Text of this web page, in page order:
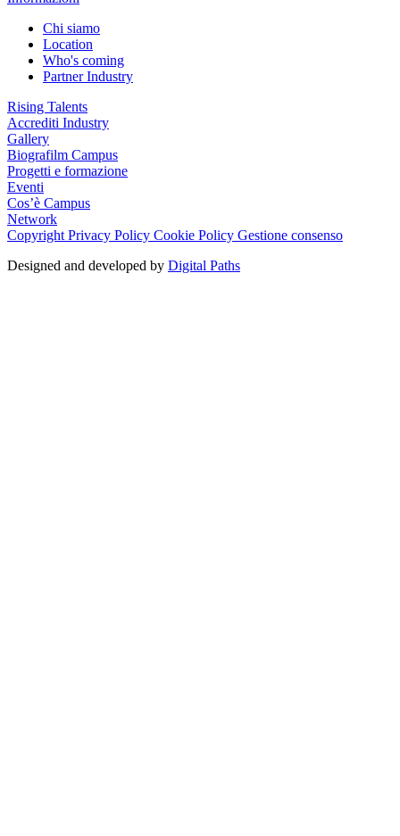
Chi siamo
Location
Who's coming
Partner Industry
Rising Talents
Accrediti Industry
Gallery
Biografilm Campus
Progetti e formazione
Eventi
Cos’è Campus
Network
Copyright Privacy Policy Cookie Policy Gestione consenso
Designed and developed by Digital Paths